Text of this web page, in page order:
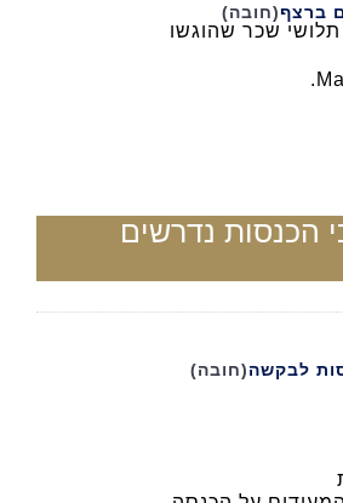
(חובה)
שכר שהוגשו
הכנסות נדרשים
לבקשה(חובה)